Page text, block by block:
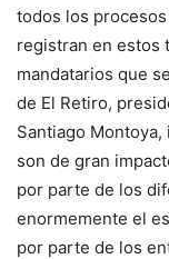
todos los
registran en estos
mandatarios que
de El Retiro,
Santiago
son de gran
por parte de los
enormemente el
por parte de los